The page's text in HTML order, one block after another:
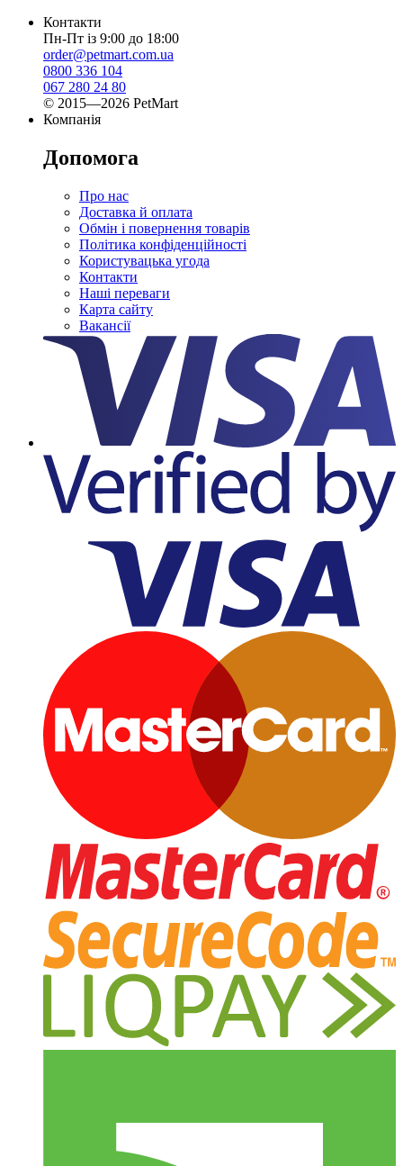
Контакти
Пн-Пт із 9:00 до 18:00
order@petmart.com.ua
0800 336 104
067 280 24 80
© 2015—2026 PetMart
Компанія
Допомога
Про нас
Доставка й оплата
Обмін і повернення товарів
Політика конфіденційності
Користувацька угода
Контакти
Наші переваги
Карта сайту
Вакансії